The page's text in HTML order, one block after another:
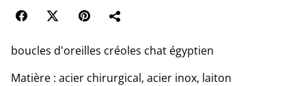
boucles d'oreilles créoles chat égyptien
Matière : acier chirurgical, acier inox, laiton